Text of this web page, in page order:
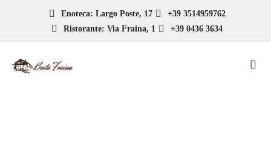
Enoteca: Largo Poste, 17
+39 3514959762
Ristorante: Via Fraina, 1
+39 0436 3634